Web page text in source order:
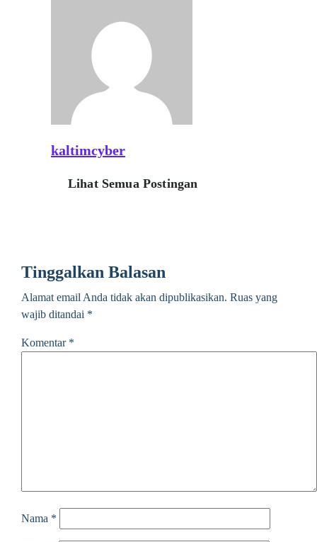
kaltimcyber
Lihat Semua Postingan
Tinggalkan Balasan
Alamat email Anda tidak akan dipublikasikan. Ruas yang
wajib ditandai *
Komentar *
Nama *